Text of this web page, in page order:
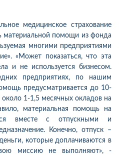
медицинское страхование
материальной помощи из фонда
многими предприятиями
«Может показаться, что эта
и не используется бизнесом.
предприятиях, по нашим
предусматривается до 10-
1-1,5 месячных окладов на
материальная помощь на
вместе с отпускными и
Конечно, отпуск –
которые доплачиваются в
миссию не выполняют», -